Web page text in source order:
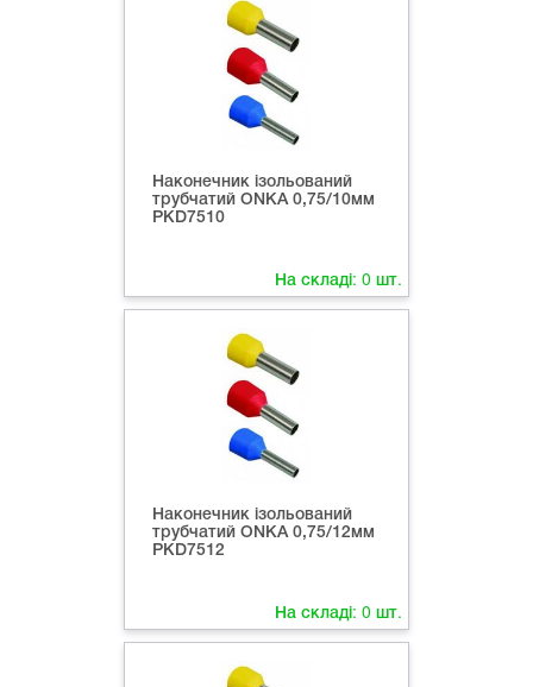
Наконечник ізольований
трубчатий ONKA 0,75/10мм
PKD7510
На складі: 0 шт.
Наконечник ізольований
трубчатий ONKA 0,75/12мм
PKD7512
На складі: 0 шт.